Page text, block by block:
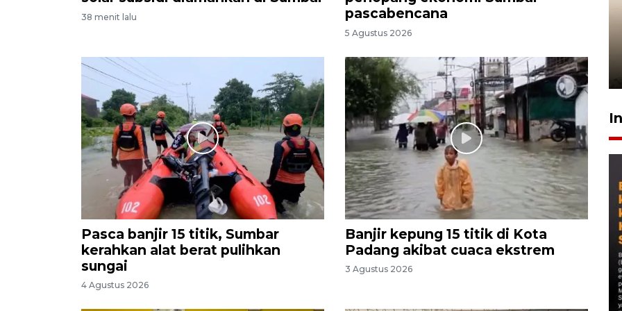
38 menit lalu
pascabencana
5 Agustus 2026
Pasca banjir 15 titik, Sumbar
kerahkan alat berat pulihkan
sungai
4 Agustus 2026
Banjir kepung 15 titik di Kota
Padang akibat cuaca ekstrem
3 Agustus 2026
Gabung Persebaya, striker
timnas Ramadhan Sananta
kembali asah naluri
9 Juli 2026